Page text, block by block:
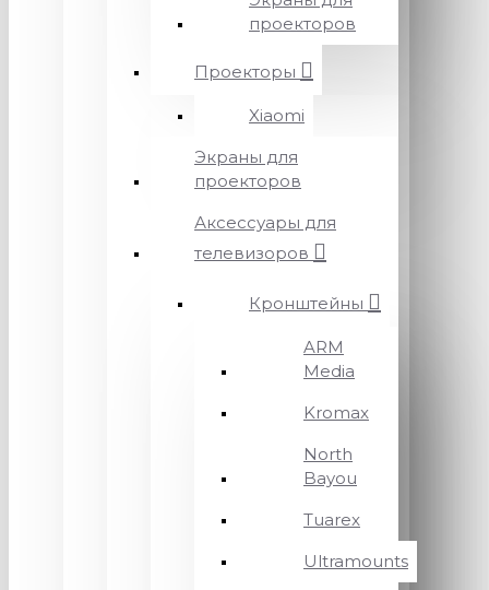
проекторов
Проекторы
Xiaomi
Экраны для
проекторов
Аксессуары для
телевизоров
Кронштейны
ARM
Media
Kromax
North
Bayou
Tuarex
Ultramounts